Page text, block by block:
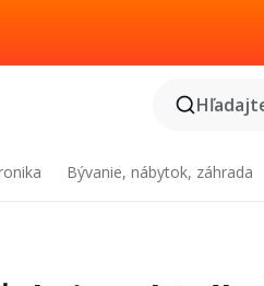
Bývanie, nábytok, záhrada